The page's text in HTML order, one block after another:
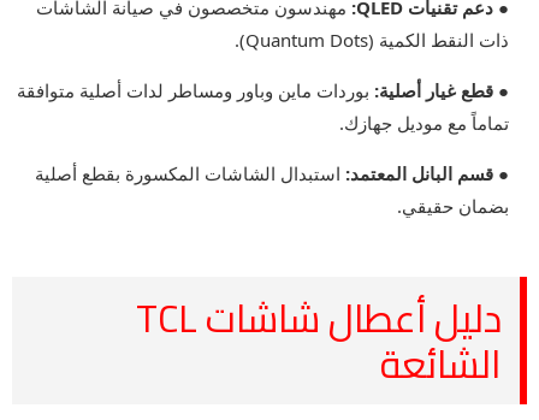
● دعم تقنيات QLED:
مهندسون متخصصون في صيانة الشاشات
ذات النقط الكمية (Quantum Dots).
● قطع غيار أصلية: بوردات ماين وباور ومساطر لدات أصلية متوافقة
تماماً مع موديل جهازك.
● قسم البانل المعتمد: استبدال الشاشات المكسورة بقطع أصلية
بضمان حقيقي.
دليل أعطال شاشات TCL
الشائعة